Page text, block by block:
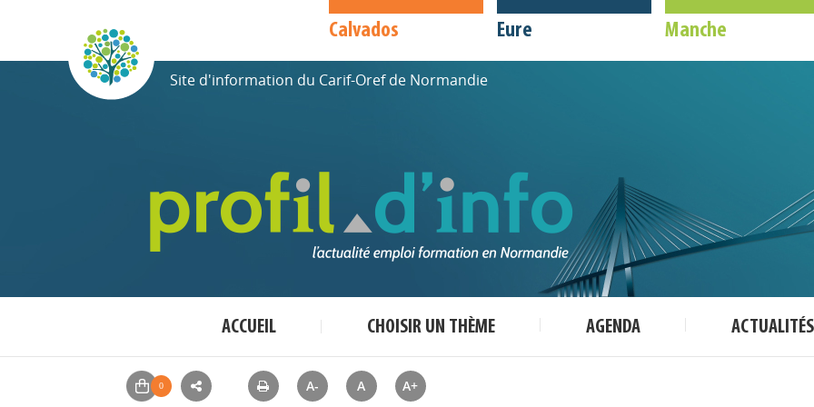
Calvados Eure Manche
Site d'information du Carif-Oref de Normandie
ACCUEIL CHOISIR UN THÈME AGENDA ACTUALITÉS
A- A A+